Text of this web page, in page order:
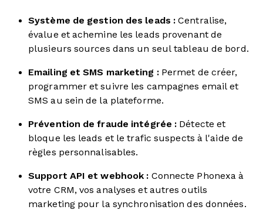
Système de gestion des leads : Centralise,
évalue et achemine les leads provenant de
plusieurs sources dans un seul tableau de bord.
Emailing et SMS marketing :Permet de créer,
programmer et suivre les campagnes email et
SMS au sein de la plateforme.
Prévention de fraude intégrée : Détecte et
bloque les leads et le trafic suspects à l'aide de
règles personnalisables.
Support API et webhook : Connecte Phonexa à
votre CRM, vos analyses et autres outils
marketing pour la synchronisation des données.